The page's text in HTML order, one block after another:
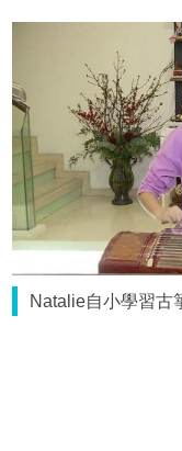
Natalie自小學習古